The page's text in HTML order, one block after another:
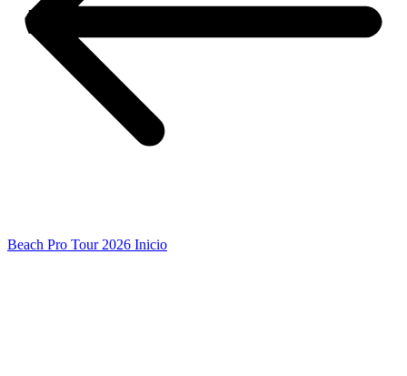
Beach Pro Tour 2026 Inicio